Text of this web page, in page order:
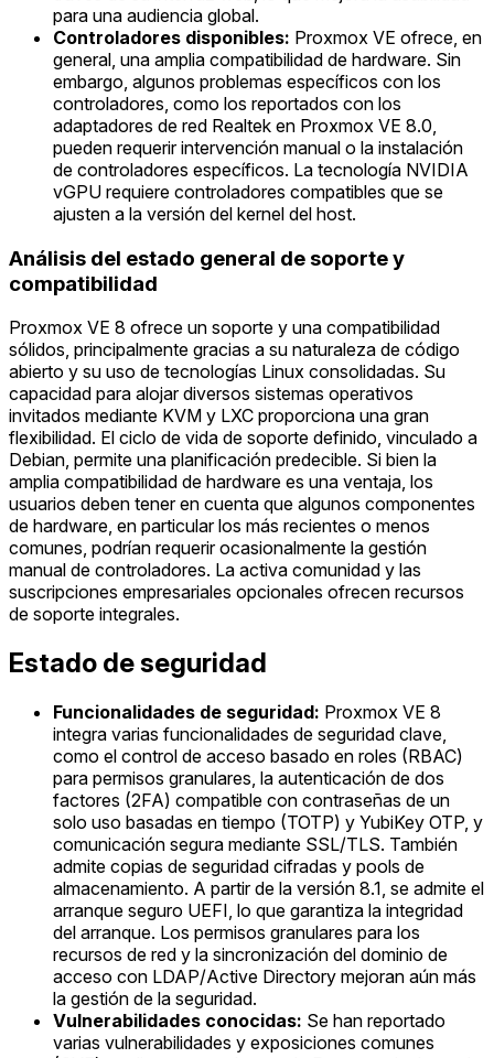
para una audiencia global.
Controladores disponibles: Proxmox VE ofrece, en
general, una amplia compatibilidad de hardware. Sin
embargo, algunos problemas específicos con los
controladores, como los reportados con los
adaptadores de red Realtek en Proxmox VE 8.0,
pueden requerir intervención manual o la instalación
de controladores específicos. La tecnología NVIDIA
vGPU requiere controladores compatibles que se
ajusten a la versión del kernel del host.
Análisis del estado general de soporte y
compatibilidad
Proxmox VE 8 ofrece un soporte y una compatibilidad
sólidos, principalmente gracias a su naturaleza de código
abierto y su uso de tecnologías Linux consolidadas. Su
capacidad para alojar diversos sistemas operativos
invitados mediante KVM y LXC proporciona una gran
flexibilidad. El ciclo de vida de soporte definido, vinculado a
Debian, permite una planificación predecible. Si bien la
amplia compatibilidad de hardware es una ventaja, los
usuarios deben tener en cuenta que algunos componentes
de hardware, en particular los más recientes o menos
comunes, podrían requerir ocasionalmente la gestión
manual de controladores. La activa comunidad y las
suscripciones empresariales opcionales ofrecen recursos
de soporte integrales.
Estado de seguridad
Funcionalidades de seguridad: Proxmox VE 8
integra varias funcionalidades de seguridad clave,
como el control de acceso basado en roles (RBAC)
para permisos granulares, la autenticación de dos
factores (2FA) compatible con contraseñas de un
solo uso basadas en tiempo (TOTP) y YubiKey OTP, y
comunicación segura mediante SSL/TLS. También
admite copias de seguridad cifradas y pools de
almacenamiento. A partir de la versión 8.1, se admite el
arranque seguro UEFI, lo que garantiza la integridad
del arranque. Los permisos granulares para los
recursos de red y la sincronización del dominio de
acceso con LDAP/Active Directory mejoran aún más
la gestión de la seguridad.
Vulnerabilidades conocidas: Se han reportado
varias vulnerabilidades y exposiciones comunes